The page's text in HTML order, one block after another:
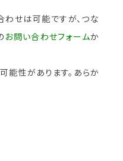
せは可能ですが、つな
お問い合わせフォームか
能性があります。あらか